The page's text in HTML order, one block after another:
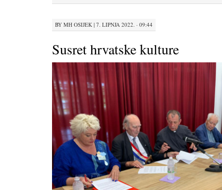
BY MH OSIJEK | 7. LIPNJA 2022. · 09:44
Susret hrvatske kulture